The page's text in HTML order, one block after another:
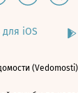
для iOS
(Vedomosti)